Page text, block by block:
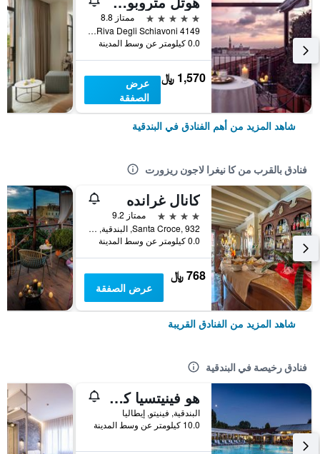
5 نجوم
ممتاز 8.8
Riva Degli Schiavoni 4149, البندقية, فينيتو, إيطاليا
0.0 كيلومتر عن وسط المدينة
1,570 ﷼
عرض
الصفقة
شاهد المزيد من أهم الفنادق في البندقية
فنادق بالقرب من كا نيغرا لاجون ريزورت
كانال غرانده
4 نجوم
ممتاز 9.2
Santa Croce, 932, البندقية, فينيتو, إيطاليا
0.0 كيلومتر عن وسط المدينة
768 ﷼
عرض الصفقة
شاهد المزيد من الفنادق القريبة
فنادق رخيصة في البندقية
هو فينيتسيا كامبنج إن تاون
البندقية, فينيتو, إيطاليا
10.0 كيلومتر عن وسط المدينة